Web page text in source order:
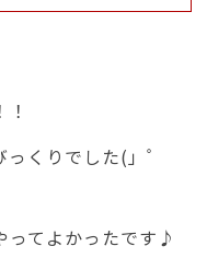
くりでした(」ﾟ
ってよかったです♪